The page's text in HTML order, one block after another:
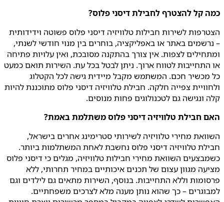
כמה קל להצטרף לחבילת דיסני פלוס?
הצטרפות לשירות חבילות טלוויזיה דיסני פלוס פשוטה וידידותית
– נרשמים באתר או באפליקציה, בוחרים בין מנוי חודשי לשנתי,
ומתחילים לצפות. אין צורך בהתקנה מסובכת, ואין עלויות פתיחה
או התחייבות לטווח ארוך. ניתן לבטל בכל עת. השירות תואם כמעט
כל מכשיר חכם. המשתמש מקבל מיידית גישה לכל הקטלוג
ולחוויית צפייה חלקה. חבילת טלוויזיה דיסני פלוס מתוכננת להיות
קלה ונגישה גם לטכנולוגים פחות מנוסים.
האם חבילת טלוויזיה דיסני פלוס משתלמת באמת?
השוואת מחירי טלוויזיה לשירותי סטרימינג אחרים בישראל,
חבילת טלוויזיה דיסני פלוס נחשבת לאחת המשתלמות ביותר.
כשמבצעים השוואת מחירי חבילות טלוויזיה, מגלים כי דיסני פלוס
מציעה מגוון עצום של תכנים איכותיים במחיר תחרותי, ללא
פרסומות וללא התחייבות. בנוסף, השירות מתאים גם לילדים וגם
למבוגרים – כך שהוא נותן מענה מלא לצרכים משפחתיים.